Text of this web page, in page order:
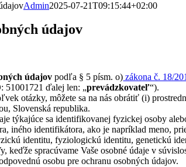
Admin2025-07-21T09:15:44+02:00
údajov
údajov podľa § 5 písm. o) zákona č. 18/
51001721 ďalej len: „prevádzkovateľ“).
otázky, môžete sa na nás obrátiť (i)
Slovenská republika.
týkajúce sa identifikovanej fyzickej osoby
iného identifikátora, ako je napríklad meno,
identitu, fyziologickú identitu, genetickú
keďže spracúvame Vaše osobné údaje v
osobu pre ochranu osobných údajov.